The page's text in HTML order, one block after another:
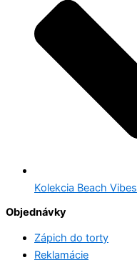
Kolekcia Beach Vibes
Objednávky
Zápich do torty
Reklamácie